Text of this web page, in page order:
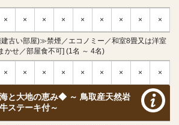
× × × × × × × × ×
古い部屋)≫禁煙／エコノミー／和室8畳又は洋室
かせ／部屋食不可] (1名 ～ 4名)
× × × × × × × × ×
と大地の恵み◆ ～ 鳥取産天然岩
ステーキ付～